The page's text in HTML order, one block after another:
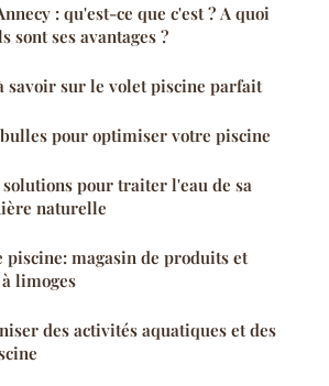
: qu'est-ce que c'est ? A quoi
sont ses avantages ?
savoir sur le volet piscine parfait
bulles pour optimiser votre piscine
pour traiter l'eau de sa
naturelle
piscine: magasin de produits et
limoges
des activités aquatiques et des